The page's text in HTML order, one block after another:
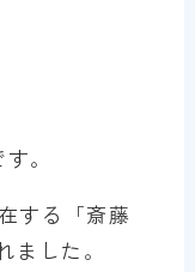
。
する「斎藤
した。